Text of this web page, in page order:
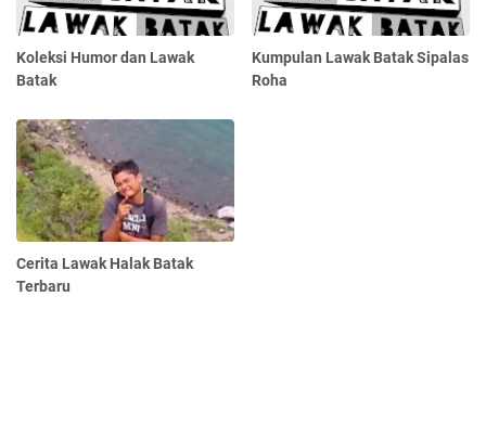
Koleksi Humor dan Lawak
Batak
Kumpulan Lawak Batak Sipalas
Roha
Cerita Lawak Halak Batak
Terbaru